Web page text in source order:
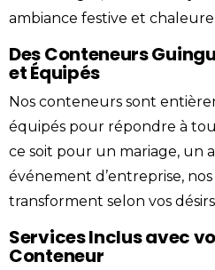
ambiance festive et
Des Conteneurs
et Équipés
Nos conteneurs sont
équipés pour répondre à
ce soit pour un mariage, un
événement d’entreprise,
transforment selon vos
Services Inclus avec
Conteneur